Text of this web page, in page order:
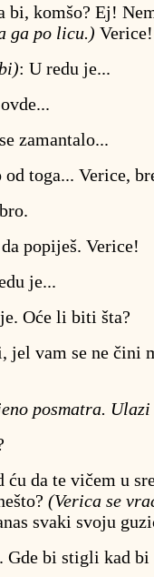
bi, komšo? Ej!
ga po licu.) Verice!
: U redu je...
zamantalo...
od toga... Verice,
popiješ. Verice!
je...
Oće li biti šta?
jel vam se ne čini
posmatra.
ću da te vičem u
(Verica se
svaki svoju
Gde bi stigli kad